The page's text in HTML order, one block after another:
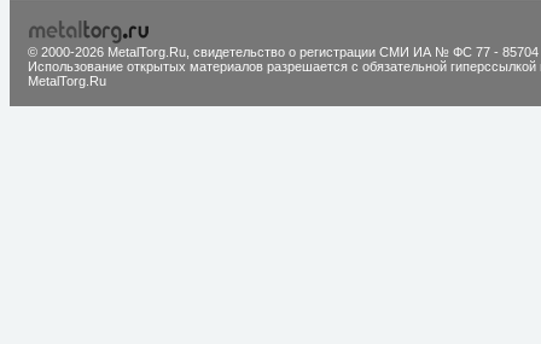
© 2000-2026 MetalTorg.Ru, cвидетельство о регистрации СМИ ИА № ФС 77 - 85704
Использование открытых материалов разрешается с обязательной гиперссылкой
MetalTorg.Ru